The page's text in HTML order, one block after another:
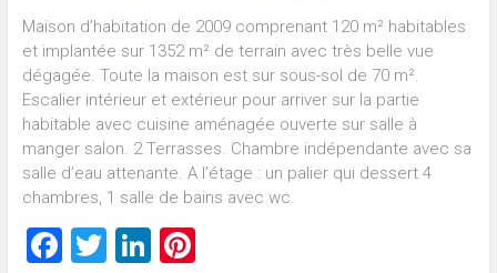
Maison d’habitation de 2009 comprenant 120 m² habitables
et implantée sur 1352 m² de terrain avec très belle vue
dégagée. Toute la maison est sur sous-sol de 70 m².
Escalier intérieur et extérieur pour arriver sur la partie
habitable avec cuisine aménagée ouverte sur salle à
manger salon. 2 Terrasses. Chambre indépendante avec sa
salle d’eau attenante. A l’étage : un palier qui dessert 4
chambres, 1 salle de bains avec wc.
Facebook
TwitterLinkedIn
Pinterest